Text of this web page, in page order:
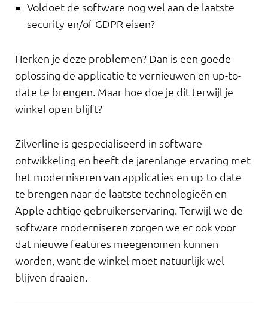
Voldoet de software nog wel aan de laatste
security en/of GDPR eisen?
Herken je deze problemen? Dan is een goede
oplossing de applicatie te vernieuwen en up-to-
date te brengen. Maar hoe doe je dit terwijl je
winkel open blijft?
Zilverline is gespecialiseerd in software
ontwikkeling en heeft de jarenlange ervaring met
het moderniseren van applicaties en up-to-date
te brengen naar de laatste technologieën en
Apple achtige gebruikerservaring. Terwijl we de
software moderniseren zorgen we er ook voor
dat nieuwe features meegenomen kunnen
worden, want de winkel moet natuurlijk wel
blijven draaien.